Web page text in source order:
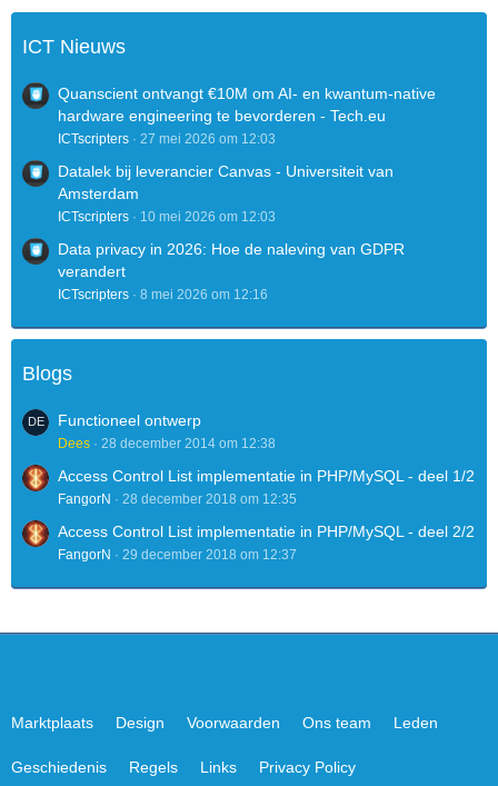
ICT Nieuws
Quanscient ontvangt €10M om AI- en kwantum-native
hardware engineering te bevorderen - Tech.eu
ICTscripters 27 mei 2026 om 12:03
Datalek bij leverancier Canvas - Universiteit van
Amsterdam
ICTscripters 10 mei 2026 om 12:03
Data privacy in 2026: Hoe de naleving van GDPR
verandert
ICTscripters 8 mei 2026 om 12:16
Blogs
Functioneel ontwerp
Dees 28 december 2014 om 12:38
Access Control List implementatie in PHP/MySQL - deel 1/2
FangorN 28 december 2018 om 12:35
Access Control List implementatie in PHP/MySQL - deel 2/2
FangorN 29 december 2018 om 12:37
Marktplaats Design Voorwaarden Ons team Leden
Geschiedenis Regels Links Privacy Policy